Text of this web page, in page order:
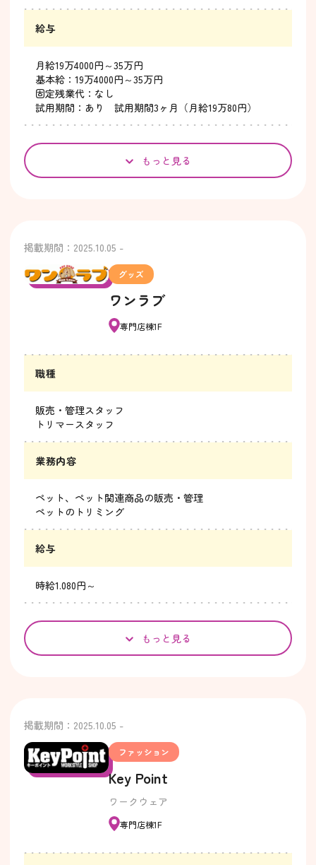
給与
月給19万4000円～35万円
基本給：19万4000円～35万円
固定残業代：なし
試用期間：あり 試用期間3ヶ月（月給19万80円）
もっと見る
掲載期間：2025.10.05 -
グッズ
ワンラブ
専門店棟1F
職種
販売・管理スタッフ
トリマースタッフ
業務内容
ペット、ペット関連商品の販売・管理
ペットのトリミング
給与
時給1.080円～
もっと見る
掲載期間：2025.10.05 -
ファッション
Key Point
ワークウェア
専門店棟1F